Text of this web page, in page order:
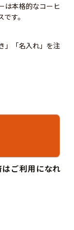
は本格的なコーヒ
す。
」「名入れ」を注
ご利用になれ